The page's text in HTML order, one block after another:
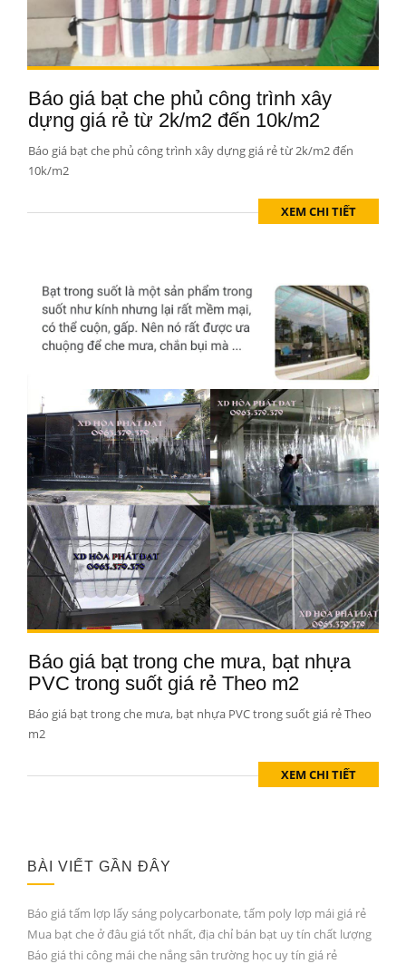
Báo giá bạt che phủ công trình xây
dựng giá rẻ từ 2k/m2 đến 10k/m2
Báo giá bạt che phủ công trình xây dựng giá rẻ từ 2k/m2 đến
10k/m2
XEM CHI TIẾT
Báo giá bạt trong che mưa, bạt nhựa
PVC trong suốt giá rẻ Theo m2
Báo giá bạt trong che mưa, bạt nhựa PVC trong suốt giá rẻ Theo
m2
XEM CHI TIẾT
BÀI VIẾT GẦN ĐÂY
Báo giá tấm lợp lấy sáng polycarbonate, tấm poly lợp mái giá rẻ
Mua bạt che ở đâu giá tốt nhất, địa chỉ bán bạt uy tín chất lượng
Báo giá thi công mái che nắng sân trường học uy tín giá rẻ